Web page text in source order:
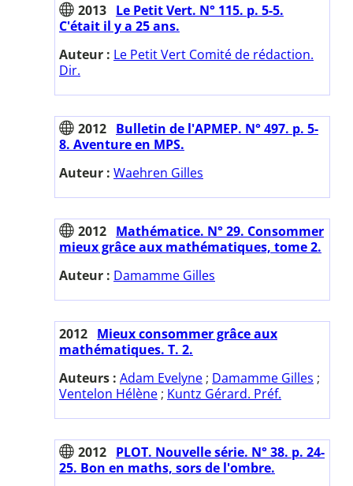
2013 Le Petit Vert. N° 115. p. 5-5.
C'était il y a 25 ans.
Auteur : Le Petit Vert Comité de rédaction.
Dir.
2012 Bulletin de l'APMEP. N° 497. p. 5-
8. Aventure en MPS.
Auteur : Waehren Gilles
2012 Mathématice. N° 29. Consommer
mieux grâce aux mathématiques, tome 2.
Auteur : Damamme Gilles
2012 Mieux consommer grâce aux
mathématiques. T. 2.
Auteurs : Adam Evelyne ; Damamme Gilles ;
Ventelon Hélène ; Kuntz Gérard. Préf.
2012 PLOT. Nouvelle série. N° 38. p. 24-
25. Bon en maths, sors de l'ombre.